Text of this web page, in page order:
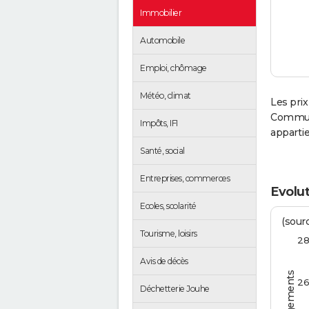
Immobilier
Automobile
Emploi, chômage
Météo, climat
Impôts, IFI
Santé, social
Entreprises, commerces
Ecoles, scolarité
Tourisme, loisirs
Avis de décès
Déchetterie Jouhe
Les